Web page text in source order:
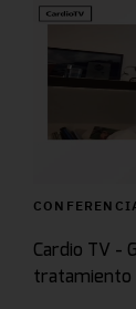
Cardio TV -
tratamiento